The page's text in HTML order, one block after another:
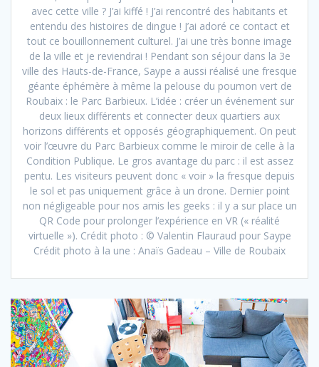
avec cette ville ? J’ai kiffé ! J’ai rencontré des habitants et
entendu des histoires de dingue ! J’ai adoré ce contact et
tout ce bouillonnement culturel. J’ai une très bonne image
de la ville et je reviendrai ! Pendant son séjour dans la 3e
ville des Hauts-de-France, Saype a aussi réalisé une fresque
géante éphémère à même la pelouse du poumon vert de
Roubaix : le Parc Barbieux. L’idée : créer un événement sur
deux lieux différents et connecter deux quartiers aux
horizons différents et opposés géographiquement. On peut
voir l’œuvre du Parc Barbieux comme le miroir de celle à la
Condition Publique. Le gros avantage du parc : il est assez
pentu. Les visiteurs peuvent donc « voir » la fresque depuis
le sol et pas uniquement grâce à un drone. Dernier point
non négligeable pour nos amis les geeks : il y a sur place un
QR Code pour prolonger l’expérience en VR (« réalité
virtuelle »). Crédit photo : © Valentin Flauraud pour Saype
Crédit photo à la une : Anaïs Gadeau – Ville de Roubaix